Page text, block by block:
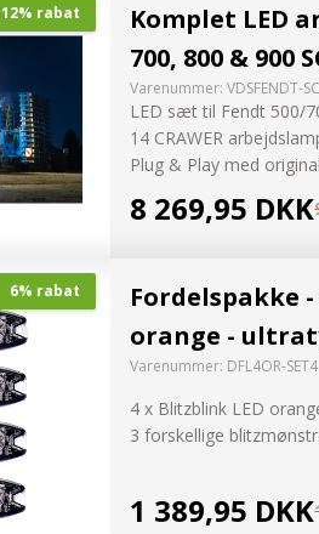
12% rabat
Komplet LED
700, 800 & 900
Varenummer: VDSFENDT-
LED sæt til Fendt 500/
14 CRAWER
Plug & Play med
8 269,95 DKK
6% rabat
Fordelspakke
orange -
Varenummer: DFL4OR-SET4
4 x Blitzblink LED
3 forskellige
1 389,95 DKK